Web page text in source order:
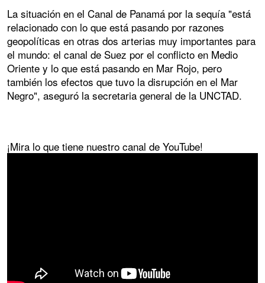
La situación en el Canal de Panamá por la sequía "está
relacionado con lo que está pasando por razones
geopolíticas en otras dos arterias muy importantes para
el mundo: el canal de Suez por el conflicto en Medio
Oriente y lo que está pasando en Mar Rojo, pero
también los efectos que tuvo la disrupción en el Mar
Negro", aseguró la secretaria general de la UNCTAD.
¡Mira lo que tiene nuestro canal de YouTube!